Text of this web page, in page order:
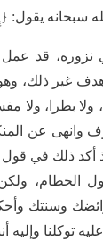
سبحانه يقول:
نزوره، قد
هدف غير
ولا بطرا،
وانهى عن
إذ أكد ذلك في
الحطام،
وسنتك
وإليه